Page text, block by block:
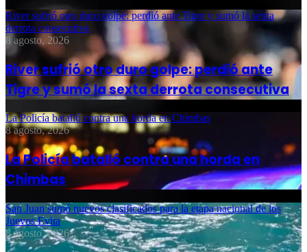
River sufrió otro duro golpe: perdió ante Tigre y sumó la sexta
derrota consecutiva
8 agosto, 2026
River sufrió otro duro golpe: perdió ante
Tigre y sumó la sexta derrota consecutiva
La Policía batalló contra una horda en Chimbas
8 agosto, 2026
La Policía batalló contra una horda en
Chimbas
San Juan sumó nuevos clasificados para la etapa nacional de los
Juevos Evita
8 agosto, 2026